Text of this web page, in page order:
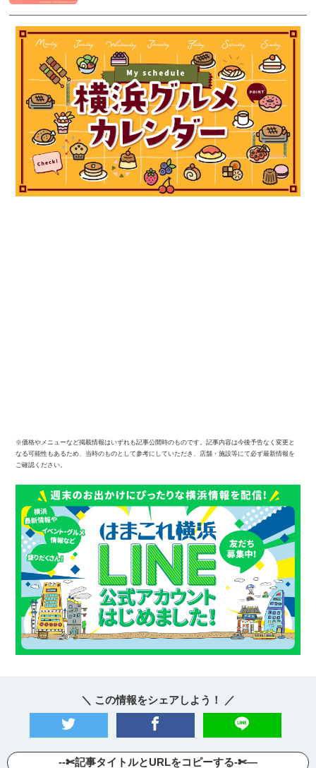
※価格やメニューなど掲載情報はいずれも記事公開時のものです。記事内容は今後予告なく変更と
なる可能性もあるため、当時のものとして参考にしていただき、店舗・施設等にて必ず最新情報を
ご確認ください。
＼ この情報をシェアしよう！ ／
--✄記事タイトルとURLをコピーする-✄—